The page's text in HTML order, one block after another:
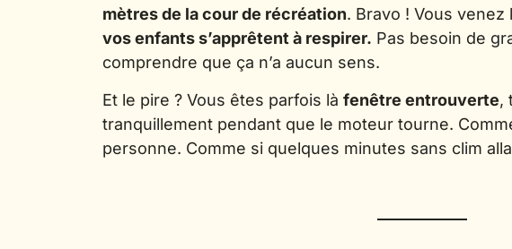
mètres de la cour de récréation. Bravo ! Vous
vos enfants s’apprêtent à respirer. Pas besoin de
comprendre que ça n’a aucun sens.
Et le pire ? Vous êtes parfois là fenêtre entrouverte,
tranquillement pendant que le moteur tourne.
personne. Comme si quelques minutes sans clim